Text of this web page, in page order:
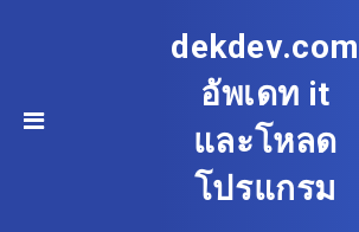
dekdev.com
อัพเดท it
และโหลด
โปรแกรม